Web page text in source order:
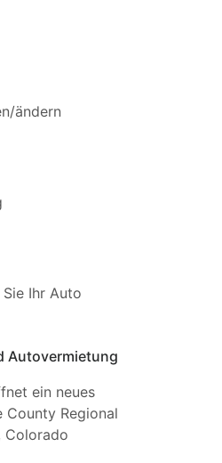
ändern
Ihr Auto
Autovermietung
ein neues
County Regional
Colorado